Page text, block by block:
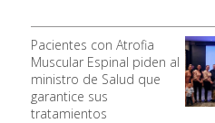
Pacientes con Atrofia
Muscular Espinal piden al
ministro de Salud que
garantice sus
tratamientos